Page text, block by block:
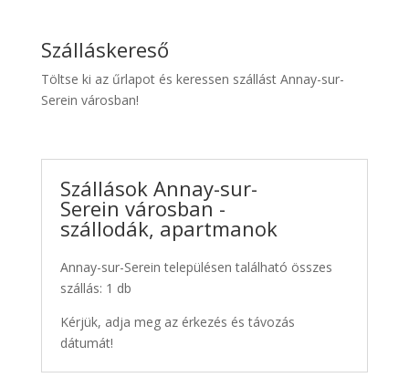
Szálláskereső
Töltse ki az űrlapot és keressen szállást Annay-sur-
Serein városban!
Szállások Annay-sur-
Serein városban -
szállodák, apartmanok
Annay-sur-Serein településen található összes
szállás: 1 db
Kérjük, adja meg az érkezés és távozás
dátumát!